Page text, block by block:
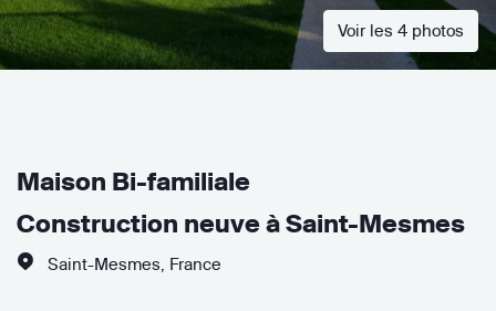
Voir les 4 photos
Maison Bi-familiale
Construction neuve à Saint-Mesmes
Saint-Mesmes France